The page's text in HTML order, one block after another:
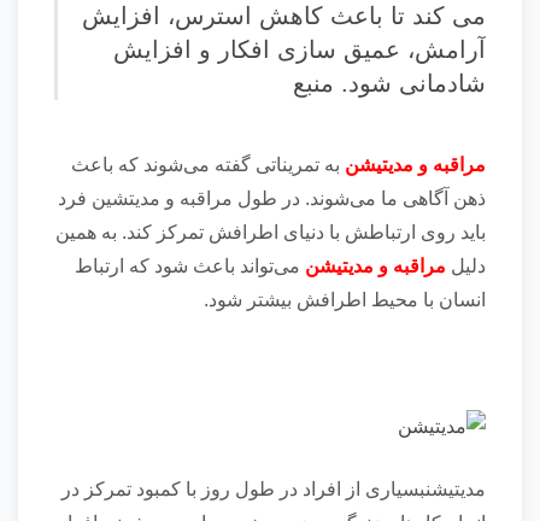
می کند تا باعث کاهش استرس، افزایش
آرامش، عمیق سازی افکار و افزایش
شادمانی شود. منبع
مراقبه و مدیتیشن به تمریناتی گفته می‌شوند که باعث
ذهن آگاهی ما می‌شوند. در طول مراقبه و مدیتشین فرد
باید روی ارتباطش با دنیای اطرافش تمرکز کند. به همین
دلیل مراقبه و مدیتیشن می‌تواند باعث شود که ارتباط
انسان با محیط اطرافش بیشتر شود.
مدیتیشنبسیاری از افراد در طول روز با کمبود تمرکز در